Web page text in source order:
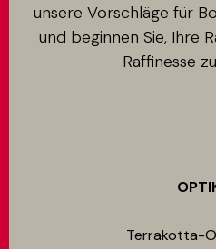
unsere Vorschläge für
und beginnen Sie, Ihre
Raffinesse
Terrakotta-